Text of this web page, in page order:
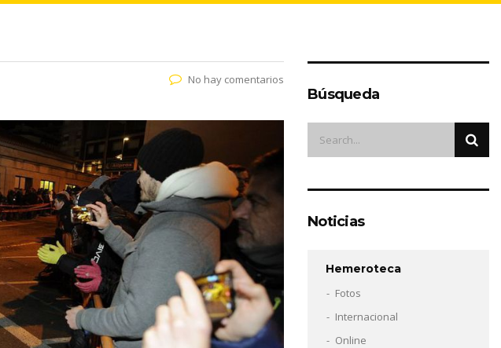
No hay comentarios
Búsqueda
Noticias
Hemeroteca
Fotos
Internacional
Online